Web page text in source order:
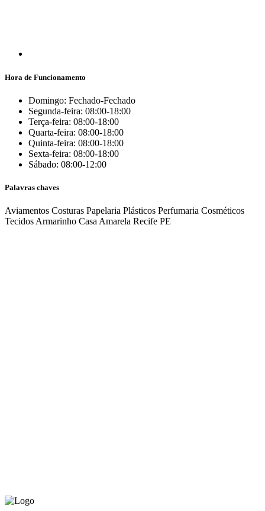
Hora de Funcionamento
Domingo: Fechado-Fechado
Segunda-feira: 08:00-18:00
Terça-feira: 08:00-18:00
Quarta-feira: 08:00-18:00
Quinta-feira: 08:00-18:00
Sexta-feira: 08:00-18:00
Sábado: 08:00-12:00
Palavras chaves
Aviamentos Costuras Papelaria Plásticos Perfumaria Cosméticos
Tecidos Armarinho Casa Amarela Recife PE